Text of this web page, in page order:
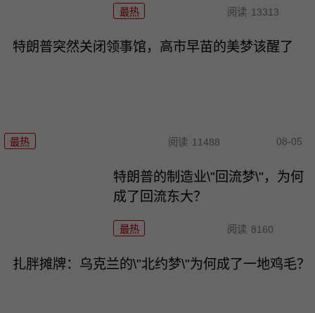
最热 阅读 13313
特朗普突然关闭领事馆，高市早苗的美梦该醒了
最热 阅读 11488 08-05
特朗普的制造业\"回流梦\"，为何
成了回流东大？
最热 阅读 8160
扎胖摊牌：乌克兰的\"北约梦\"为何成了一地鸡毛？